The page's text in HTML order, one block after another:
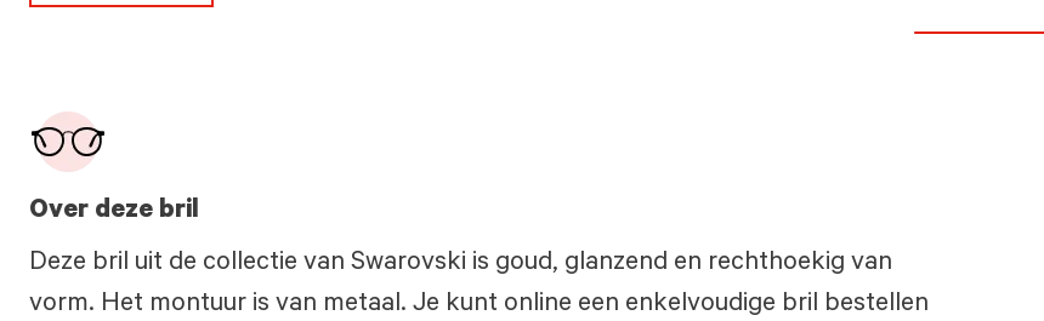
Over deze bril
Deze bril uit de collectie van Swarovski is goud, glanzend en rechthoekig van
vorm. Het montuur is van metaal. Je kunt online een enkelvoudige bril bestellen